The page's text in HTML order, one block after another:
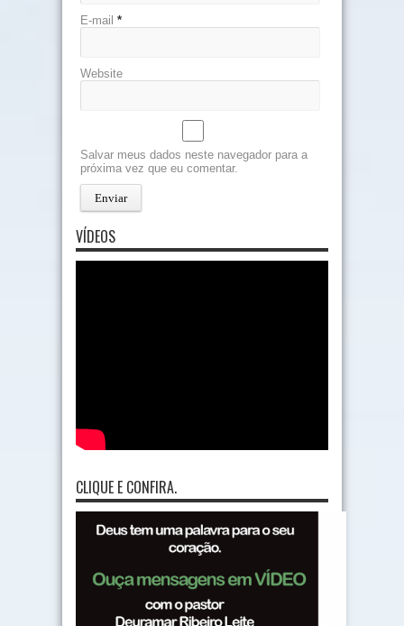
E-mail *
Website
Salvar meus dados neste navegador para a
próxima vez que eu comentar.
VÍDEOS
CLIQUE E CONFIRA.